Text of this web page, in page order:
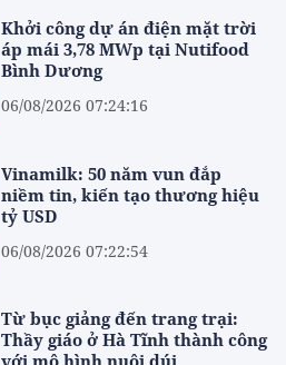
Khởi công dự án điện mặt trời
áp mái 3,78 MWp tại Nutifood
Bình Dương
06/08/2026 07:24:16
Vinamilk: 50 năm vun đắp
niềm tin, kiến tạo thương hiệu
tỷ USD
06/08/2026 07:22:54
Từ bục giảng đến trang trại:
Thầy giáo ở Hà Tĩnh thành công
với mô hình nuôi dúi